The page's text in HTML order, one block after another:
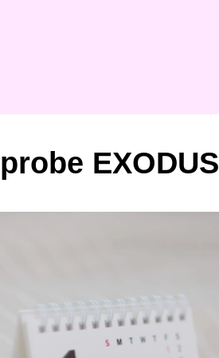
EXODUS